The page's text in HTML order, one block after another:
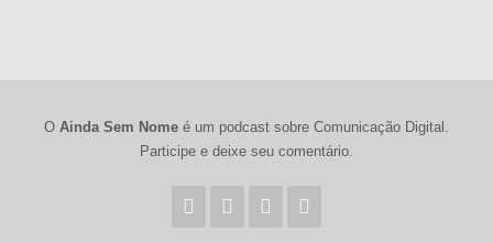
O Ainda Sem Nomeé um podcast sobre Comunicação Digital.
Participe e deixe seu comentário.